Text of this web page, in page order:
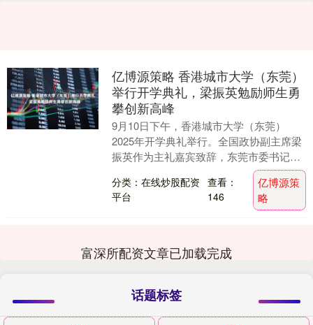
亿博源策略 香港城市大学（东莞）
举行开学典礼，梁振英勉励师生勇
攀创新高峰
9月10日下午，香港城市大学（东莞）
2025年开学典礼举行。全国政协副主席梁
振英作为主礼嘉宾致辞，东莞市委书记韦
皓，广东省政协副秘书长伍守荣，东莞市
领导郑国洪、....
分类：在线炒股配资
平台
查看：
146
亿博源策
略
富深所配资文章已加载完成
话题标签